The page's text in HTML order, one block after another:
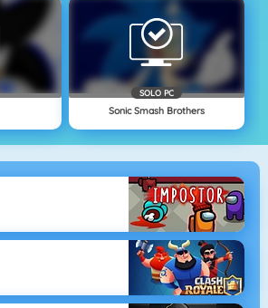
SOLO PC
Sonic Smash Brothers